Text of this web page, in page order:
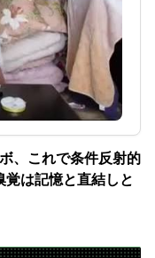
、これで条件反射的
は記憶と直結しと